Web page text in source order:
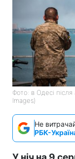
Фото: в Одесі
Images)
Не
РБК-